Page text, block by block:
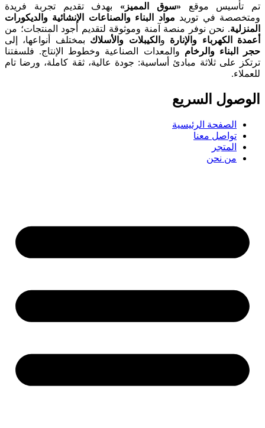
تم تأسيس موقع «سوق المميز» بهدف تقديم تجربة فريدة
ومتخصصة في توريد مواد البناء والصناعات الإنشائية والديكورات
المنزلية. نحن نوفر منصة آمنة وموثوقة لتقديم أجود المنتجات؛ من
أعمدة الكهرباء والإنارة و الكيبلات والأسلاك بمختلف أنواعها، إلى
حجر البناء والرخام والمعدات الصناعية وخطوط الإنتاج. فلسفتنا
ترتكز على ثلاثة مبادئ أساسية: جودة عالية، ثقة كاملة، ورضا تام
للعملاء.
الوصول السریع
الصفحة الرئيسية
تواصل معنا
المتجر
من نحن